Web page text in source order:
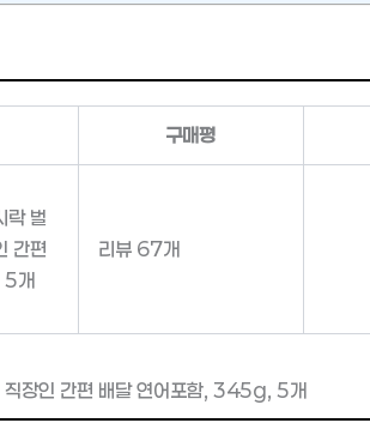
구매평
락 벌
간편
5개
리뷰 67개
직장인 간편 배달 연어포함, 345g, 5개